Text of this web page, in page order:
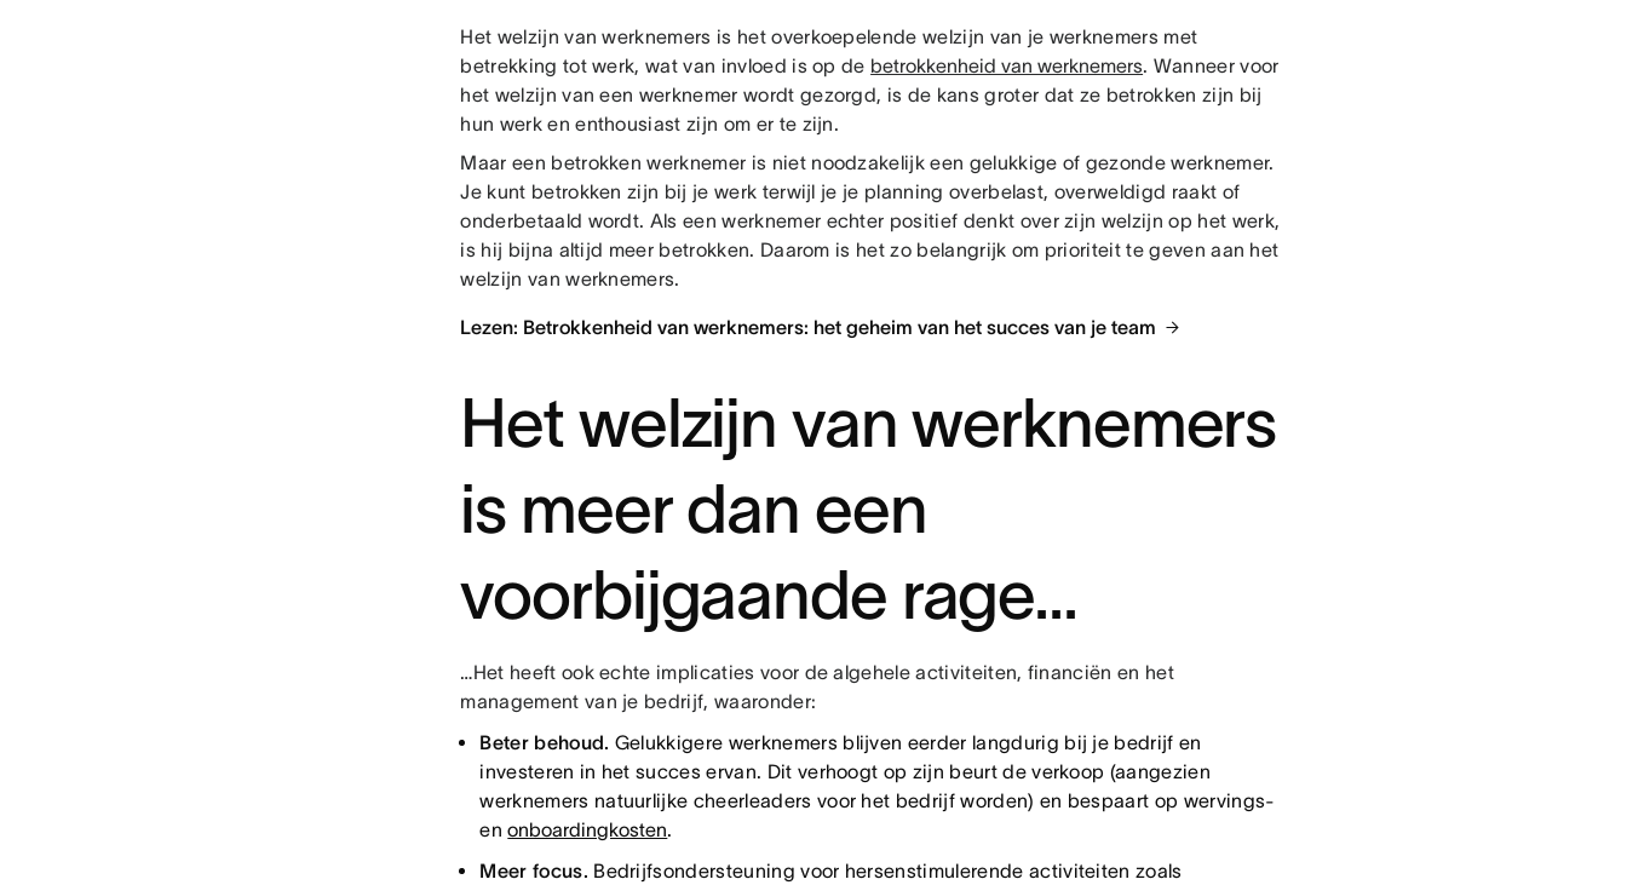
Het welzijn van werknemers is het overkoepelende welzijn van je werknemers met
betrekking tot werk, wat van invloed is op de betrokkenheid van werknemers. Wanneer voor
het welzijn van een werknemer wordt gezorgd, is de kans groter dat ze betrokken zijn bij
hun werk en enthousiast zijn om er te zijn.
Maar een betrokken werknemer is niet noodzakelijk een gelukkige of gezonde werknemer.
Je kunt betrokken zijn bij je werk terwijl je je planning overbelast, overweldigd raakt of
onderbetaald wordt. Als een werknemer echter positief denkt over zijn welzijn op het werk,
is hij bijna altijd meer betrokken. Daarom is het zo belangrijk om prioriteit te geven aan het
welzijn van werknemers.
Lezen: Betrokkenheid van werknemers: het geheim van het succes van je team
Het welzijn van werknemers
is meer dan een
voorbijgaande rage...
…Het heeft ook echte implicaties voor de algehele activiteiten, financiën en het
management van je bedrijf, waaronder:
Beter behoud. Gelukkigere werknemers blijven eerder langdurig bij je bedrijf en
investeren in het succes ervan. Dit verhoogt op zijn beurt de verkoop (aangezien
werknemers natuurlijke cheerleaders voor het bedrijf worden) en bespaart op wervings-
enonboardingkosten.
Meer focus. Bedrijfsondersteuning voor hersenstimulerende activiteiten zoals